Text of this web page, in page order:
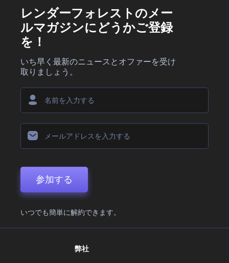
レンダーフォレストのメー
ルマガジンにどうかご登録
を！
いち早く最新のニュースとオファーを受け
取りましょう。
参加する
いつでも簡単に解約できます。
弊社